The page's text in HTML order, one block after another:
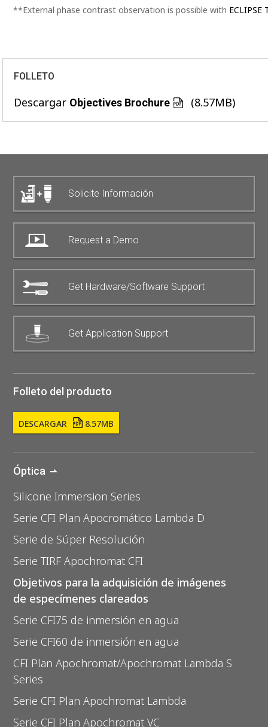
**External phase contrast observation is possible with ECLIPSE
FOLLETO
Descargar Objectives Brochure (8.57MB)
Solicite Información
Request a Demo
Get Hardware/Software Support
Get Application Support
Folleto del producto
DESCARGAR 8.57MB
Óptica
Silicone Immersion Series
Serie CFI Plan Apocromático Lambda D
Serie de Súper Resolución
Serie TIRF Apochromat CFI
Objetivos para la adquisición de imágenes
de especímenes clareados
Serie CFI75 de inmersión en agua
Serie CFI60 de inmersión en agua
CFI Plan Apochromat/Apochromat Lambda S
Series
Serie CFI Plan Apochromat Lambda
Serie CFI Plan Apochromat VC